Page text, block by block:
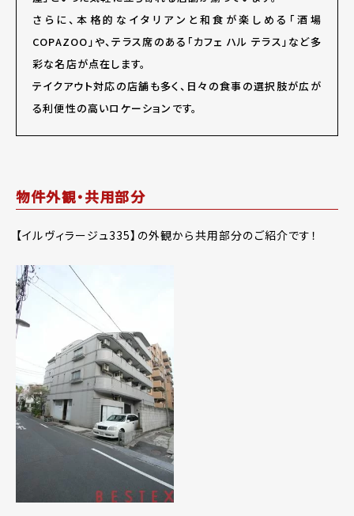
さらに、本格的なイタリアンと和食が楽しめる「酒場
COPAZOO」や、テラス席のある「カフェ ハル テラス」など多
彩な名店が点在します。
テイクアウト対応の店舗も多く、日々の食事の選択肢が広が
る利便性の高いロケーションです。
物件外観・共用部分
【イルヴィラージュ335】の外観から共用部分のご紹介です！